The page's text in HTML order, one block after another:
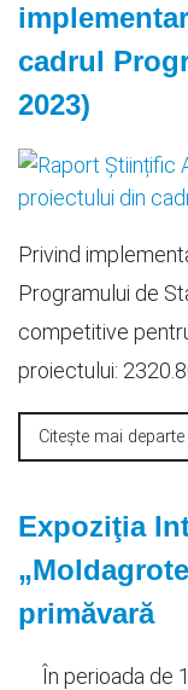
cadrul
2023)
Privind
Programului de
competitive
proiectului:
Citește mai departe
Expoziţia
primăvară
În perioada de